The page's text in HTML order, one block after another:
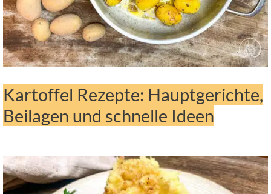
Kartoffel Rezepte: Hauptgerichte,
Beilagen und schnelle Ideen